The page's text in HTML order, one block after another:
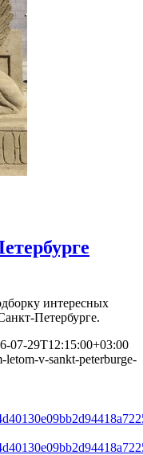
интересных
Петербурге.
07-29T12:15:00+03:00
letom-v-sankt-peterburge-